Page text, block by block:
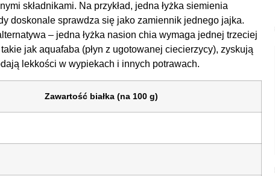
składnikami. Na przykład, jedna łyżka siemienia
doskonale sprawdza się jako zamiennik jednego jajka.
– jedna łyżka nasion chia wymaga jednej trzeciej
jak aquafaba (płyn z ugotowanej ciecierzycy), zyskują
lekkości w wypiekach i innych potrawach.
Zawartość białka (na 100 g)